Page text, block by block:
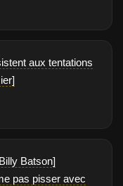
aux tentations
Batson]
pas pisser avec